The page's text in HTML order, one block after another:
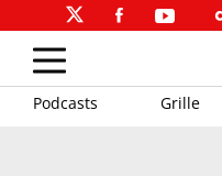
Podcasts Grille